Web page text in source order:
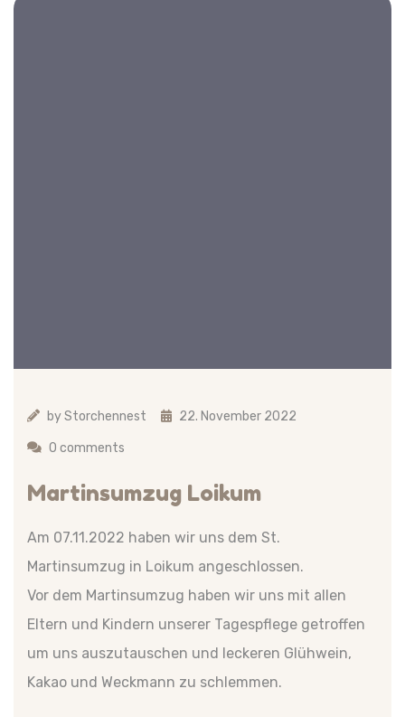
byStorchennest 22. November 2022
0 comments
Martinsumzug Loikum
Am 07.11.2022 haben wir uns dem St.
Martinsumzug in Loikum angeschlossen.
Vor dem Martinsumzug haben wir uns mit allen
Eltern und Kindern unserer Tagespflege getroffen
um uns auszutauschen und leckeren Glühwein,
Kakao und Weckmann zu schlemmen.